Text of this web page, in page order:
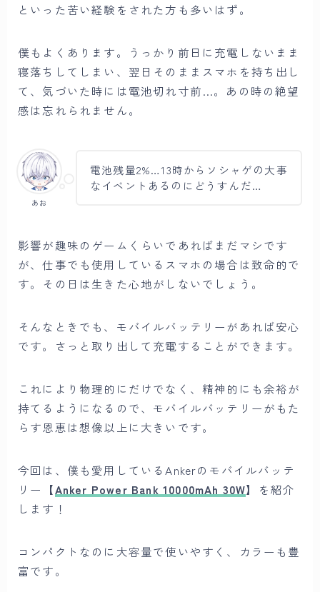
といった苦い経験をされた方も多いはず。
僕もよくあります。うっかり前日に充電しないまま
寝落ちしてしまい、翌日そのままスマホを持ち出し
て、気づいた時には電池切れ寸前…。あの時の絶望
感は忘れられません。
あお
電池残量2%…13時からソシャゲの大事
なイベントあるのにどうすんだ…
影響が趣味のゲームくらいであればまだマシです
が、仕事でも使用しているスマホの場合は致命的で
す。その日は生きた心地がしないでしょう。
そんなときでも、モバイルバッテリーがあれば安心
です。さっと取り出して充電することができます。
これにより物理的にだけでなく、精神的にも余裕が
持てるようになるので、モバイルバッテリーがもた
らす恩恵は想像以上に大きいです。
今回は、僕も愛用しているAnkerのモバイルバッテ
リー【Anker Power Bank 10000mAh 30W】を紹介
します！
コンパクトなのに大容量で使いやすく、カラーも豊
富です。